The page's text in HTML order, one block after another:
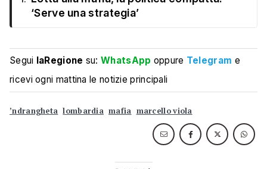
‘Serve una strategia’
Segui laRegione su:WhatsApp oppure Telegram e
ricevi ogni mattina le notizie principali
’ndrangheta lombardia mafia marcello viola